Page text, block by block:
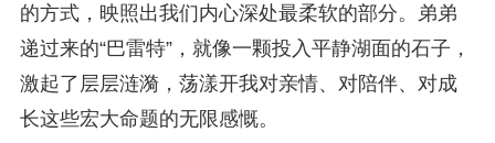
的方式，映照出我们内心深处最柔软的部分。弟弟
递过来的“巴雷特”，就像一颗投入平静湖面的石子，
激起了层层涟漪，荡漾开我对亲情、对陪伴、对成
长这些宏大命题的无限感慨。